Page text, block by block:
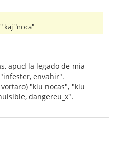
kaj "noca"
apud la legado de mia
envahir".
"kiu nocas", "kiu
dangereu_x".